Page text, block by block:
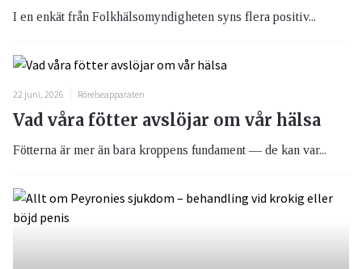
I en enkät från Folkhälsomyndigheten syns flera positiv...
22 juni, 2026 Rörelseapparaten
Vad våra fötter avslöjar om vår hälsa
Fötterna är mer än bara kroppens fundament — de kan var...